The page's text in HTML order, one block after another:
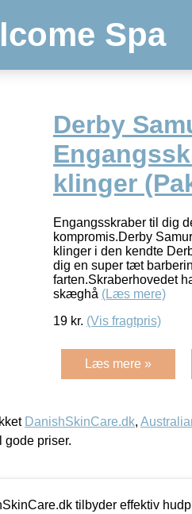
Spa
Derby
klinger
Engangsskraber til dig
kompromis.Derby
klinger i den kendte
dig en super tæt
farten.Skraberhovedet
skæghå (Læs mere)
19 kr. (Vis fragtpris)
Læs mere »
DanishSkinCare.dk,
gode priser.
tilbyder effektiv